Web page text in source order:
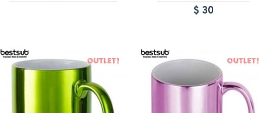
$ 30
TEXTTRANSPARENTEOUT TEXTTRANSPARENTEOUT